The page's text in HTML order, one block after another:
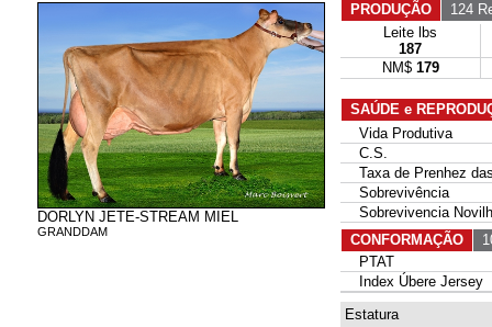
DORLYN JETE-STREAM MIEL
GRANDDAM
PRODUÇÃO
124
Leite lbs
187
NM$ 179
SAÚDE e
Vida Produtiva
C.S.
Taxa de Prenhez
Sobrevivência
Sobrevivencia
CONFORMAÇÃO
PTAT
Index Úbere Jersey
Estatura